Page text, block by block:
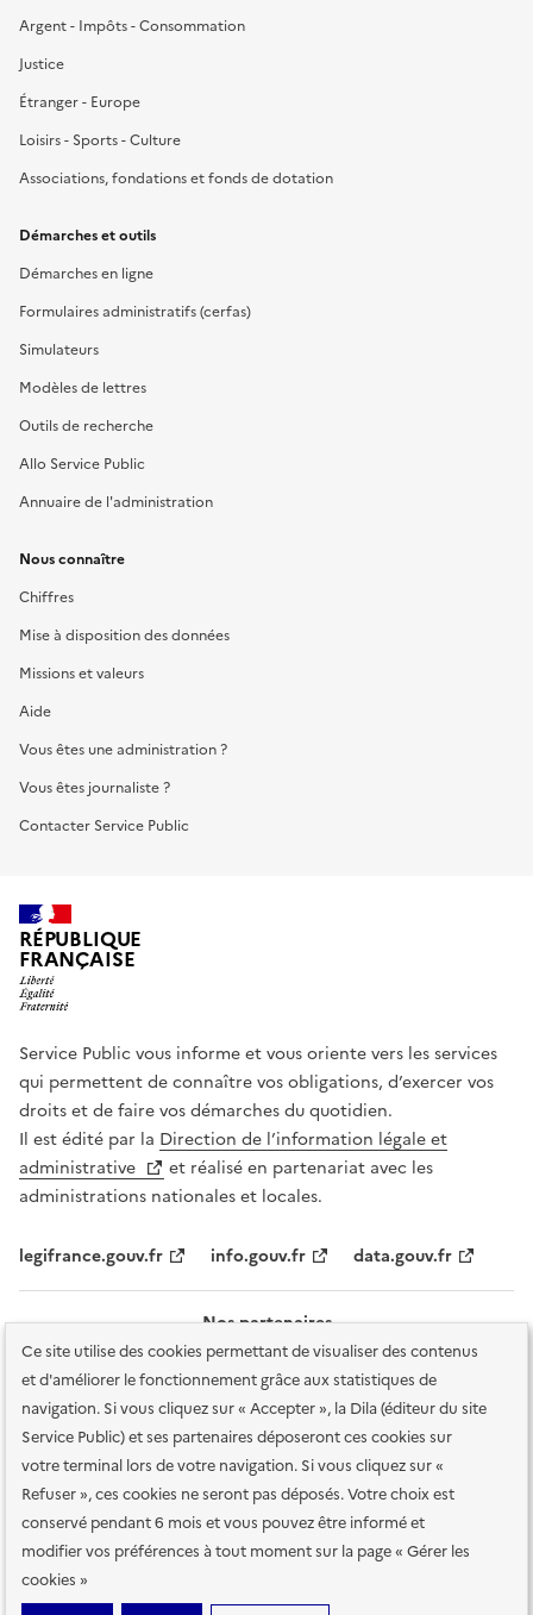
Ce site utilise des cookies permettant de visualiser des contenus
et d'améliorer le fonctionnement grâce aux statistiques de
navigation. Si vous cliquez sur « Accepter », la Dila (éditeur du site
Service Public) et ses partenaires déposeront ces cookies sur
votre terminal lors de votre navigation. Si vous cliquez sur «
Refuser », ces cookies ne seront pas déposés. Votre choix est
conservé pendant 6 mois et vous pouvez être informé et
modifier vos préférences à tout moment sur la page « Gérer les
cookies »
Argent - Impôts - Consommation
Justice
Étranger - Europe
Loisirs - Sports - Culture
Associations, fondations et fonds de dotation
Démarches et outils
Démarches en ligne
Formulaires administratifs (cerfas)
Simulateurs
Modèles de lettres
Outils de recherche
Allo Service Public
Annuaire de l'administration
Nous connaître
Chiffres
Mise à disposition des données
Missions et valeurs
Aide
Vous êtes une administration ?
Vous êtes journaliste ?
Contacter Service Public
RÉPUBLIQUE
FRANÇAISE
Service Public vous informe et vous oriente vers les services
qui permettent de connaître vos obligations, d’exercer vos
droits et de faire vos démarches du quotidien.
Il est édité par la Direction de l’information légale et
administrative
et réalisé en partenariat avec les
administrations nationales et locales.
legifrance.gouv.fr info.gouv.fr data.gouv.fr
Nos partenaires
Plan du site Accessibilité : totalement conforme
Accessibilité des
services en ligne Mentions légales Données personnelles et sécurité
Conditions générales d'utilisation Gestion des cookies